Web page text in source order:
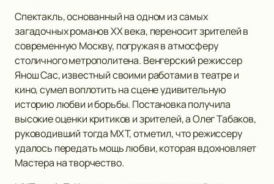
Спектакль, основанный на одном из самых
загадочных романов ХХ века, переносит зрителей в
современную Москву, погружая в атмосферу
столичного метрополитена. Венгерский режиссер
Янош Сас, известный своими работами в театре и
кино, сумел воплотить на сцене удивительную
историю любви и борьбы. Постановка получила
высокие оценки критиков и зрителей, а Олег Табаков,
руководивший тогда МХТ, отметил, что режиссеру
удалось передать мощь любви, которая вдохновляет
Мастера на творчество.